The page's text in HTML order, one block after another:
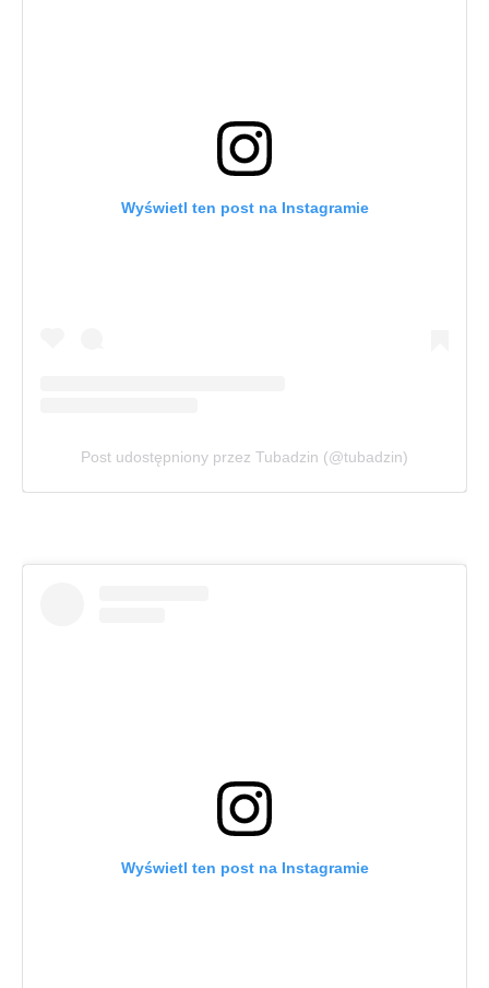
Wyświetl ten post na Instagramie
Post udostępniony przez Tubadzin (@tubadzin)
Wyświetl ten post na Instagramie